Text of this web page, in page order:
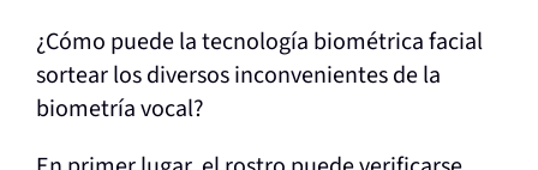
¿Cómo puede la tecnología biométrica facial
sortear los diversos inconvenientes de la
biometría vocal?